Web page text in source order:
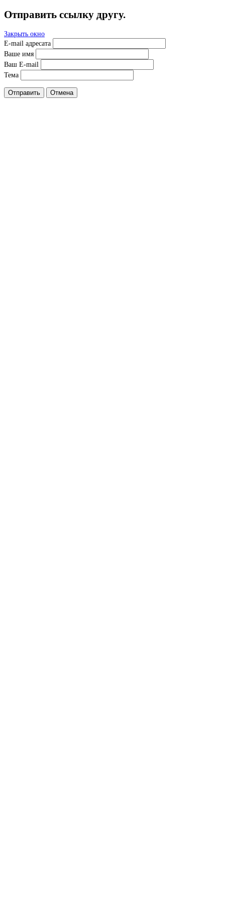
Отправить ссылку другу.
Закрыть окно
E-mail адресата
Ваше имя
Ваш E-mail
Тема
Отправить Отмена